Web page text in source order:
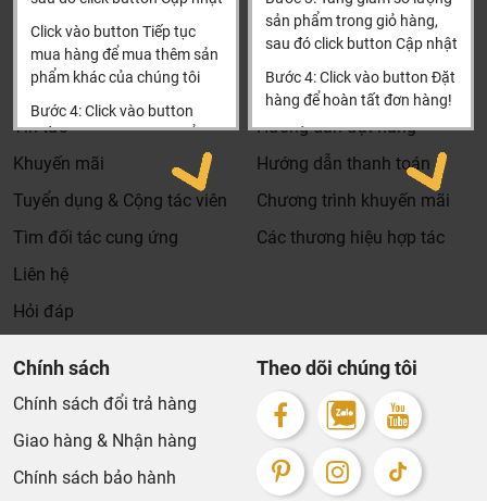
Click vào button Tiếp tục
mua hàng để mua thêm sản
phẩm khác của chúng tôi
Bước 4: Click vào button
Tiến hành thanh toán để
thanh toán đơn hàng của
Xin cảm ơn khách hàng!!!
sản phẩm trong giỏ hàng,
sau đó click button Cập nhật
Bước 4: Click vào button Đặt
hàng để hoàn tất đơn hàng!
Xin cảm ơn khách hàng!!!
0904501766
Thông tin
Tìm đại lý & Hợp tác
Tin tức
Khuyến mãi
Tuyển dụng & Cộng tác viên
Tìm đối tác cung ứng
Liên hệ
Hỏi đáp
Thông tin thêm
Hướng dẫn mua hàng
Hướng dẫn đặt hàng
Hướng dẫn thanh toán
Chương trình khuyến mãi
Các thương hiệu hợp tác
Chính sách
Chính sách đổi trả hàng
Giao hàng & Nhận hàng
Chính sách bảo hành
Theo dõi chúng tôi